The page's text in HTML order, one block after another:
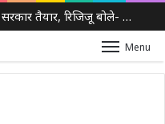
छात्र आंदोलन पर संसद में चर्चा को सरकार तैयार, रिजिजू बोले- गृह मंत्री देंगे जवाब, राहुल गांधी ने उठाए सवाल
Menu